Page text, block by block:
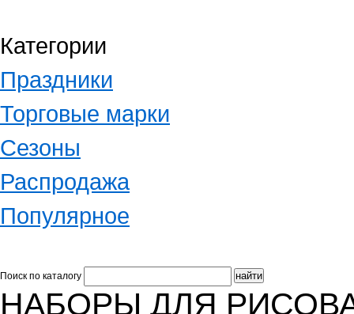
Категории
Праздники
Торговые марки
Сезоны
Распродажа
Популярное
Поиск по каталогу
НАБОРЫ ДЛЯ